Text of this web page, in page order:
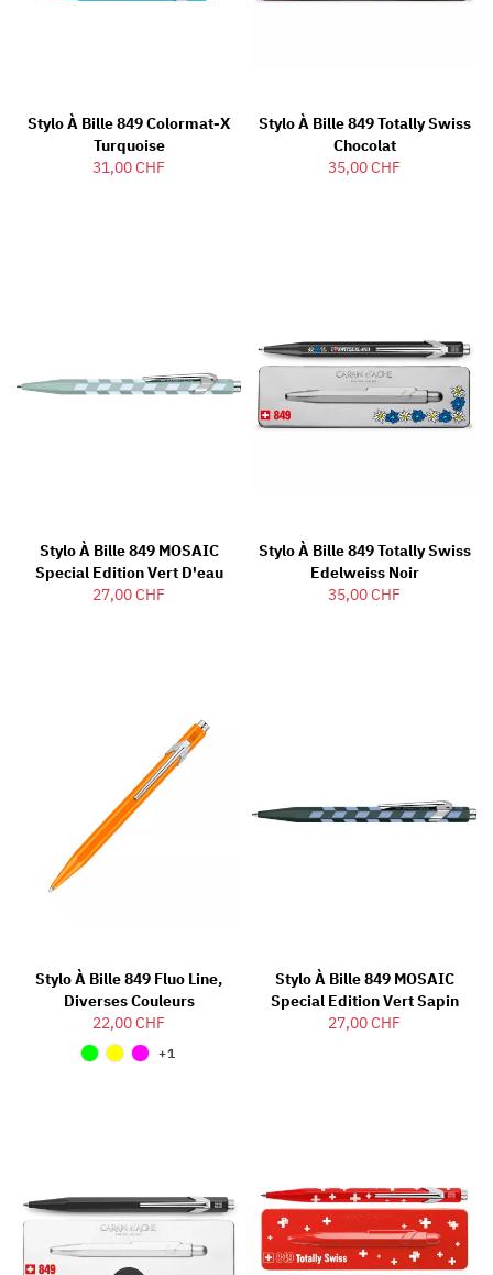
Stylo À Bille 849 Colormat-X
Turquoise
31,00 CHF
Stylo À Bille 849 Totally Swiss
Chocolat
35,00 CHF
Stylo À Bille 849 MOSAIC
Special Edition Vert D'eau
27,00 CHF
Stylo À Bille 849 Totally Swiss
Edelweiss Noir
35,00 CHF
Stylo À Bille 849 Fluo Line,
Diverses Couleurs
22,00 CHF
+1
Stylo À Bille 849 MOSAIC
Special Edition Vert Sapin
27,00 CHF